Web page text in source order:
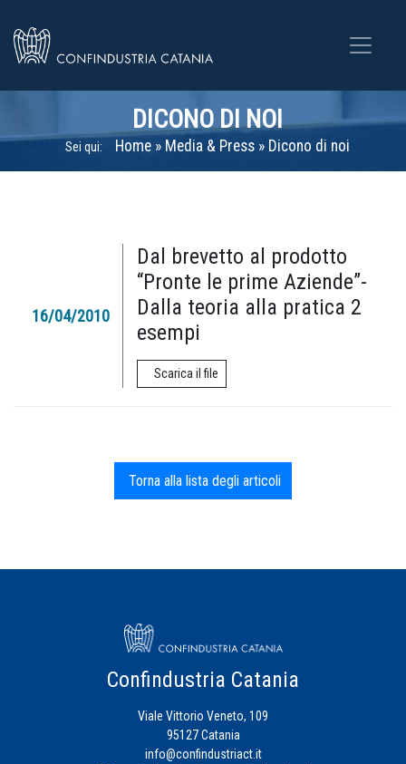
DICONO DI NOI
Sei qui: Home » Media & Press » Dicono di noi
16/04/2010
Dal brevetto al prodotto
“Pronte le prime Aziende”-
Dalla teoria alla pratica 2
esempi
Scarica il file
Torna alla lista degli articoli
Confindustria Catania
Viale Vittorio Veneto, 109
95127 Catania
info@confindustriact.it